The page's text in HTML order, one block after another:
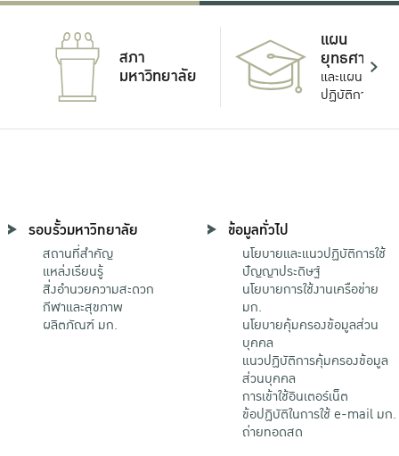
สภา
มหาวิทยาลัย
แผน
ยุทธศาสตร์
และแผน
ปฏิบัติการ
รอบรั้วมหาวิทยาลัย
สถานที่สำคัญ
แหล่งเรียนรู้
สิ่งอำนวยความสะดวก
กีฬาและสุขภาพ
ผลิตภัณฑ์ มก.
ข้อมูลทั่วไป
นโยบายและแนวปฏิบัติการใช้
ปัญญาประดิษฐ์
นโยบายการใช้งานเครือข่าย
มก.
นโยบายคุ้มครองข้อมูลส่วน
บุคคล
แนวปฏิบัติการคุ้มครองข้อมูล
ส่วนบุคคล
การเข้าใช้อินเตอร์เน็ต
ข้อปฏิบัติในการใช้ e-mail มก.
ถ่ายทอดสด